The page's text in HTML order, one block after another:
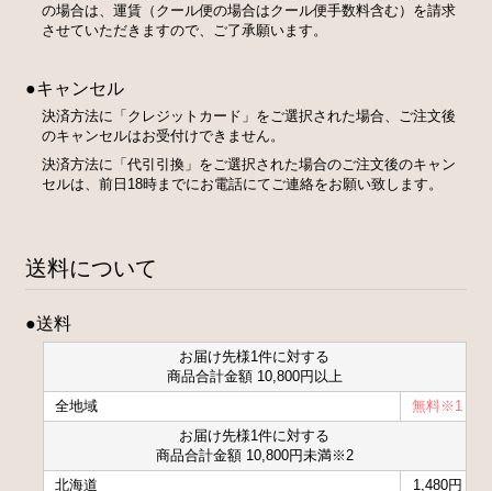
の場合は、運賃（クール便の場合はクール便手数料含む）を請求
させていただきますので、ご了承願います。
●キャンセル
決済方法に「クレジットカード」をご選択された場合、ご注文後
のキャンセルはお受付けできません。
決済方法に「代引引換」をご選択された場合のご注文後のキャン
セルは、前日18時までにお電話にてご連絡をお願い致します。
送料について
●送料
お届け先様1件に対する
商品合計金額 10,800円以上
全地域
無料※1
お届け先様1件に対する
商品合計金額 10,800円未満※2
北海道
1,480円